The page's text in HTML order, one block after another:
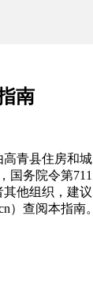
南
高青县住房和城
国务院令第711
他组织，建议
）查阅本指南。